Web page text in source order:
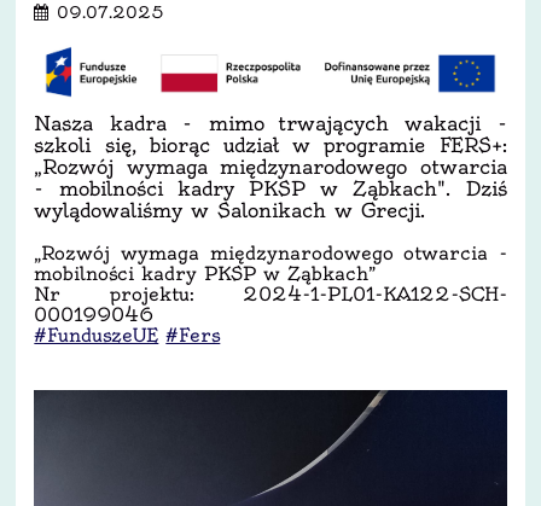
09.07.2025
Nasza kadra - mimo trwających wakacji -
szkoli się, biorąc udział w programie FERS+:
„Rozwój wymaga międzynarodowego otwarcia
- mobilności kadry PKSP w Ząbkach". Dziś
wylądowaliśmy w Salonikach w Grecji.
„Rozwój wymaga międzynarodowego otwarcia -
mobilności kadry PKSP w Ząbkach”
Nr projektu: 2024-1-PL01-KA122-SCH-
000199046
#FunduszeUE #Fers